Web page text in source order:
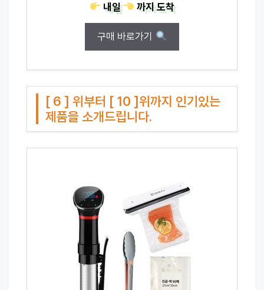
내일
까지도착
구매 바로가기
[ 6 ] 위부터 [ 10 ]위까지 인기있는
제품을 소개드립니다.